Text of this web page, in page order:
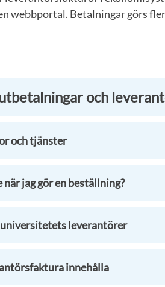
webbportal. Betalningar görs
och
och tjänster
jag gör en beställning?
leverantörer
innehålla